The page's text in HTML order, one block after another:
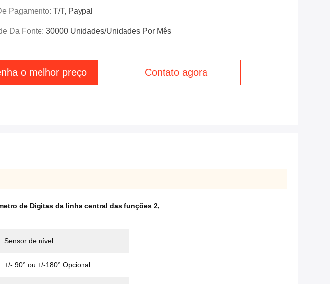
Pagamento: T/T, Paypal
Da Fonte: 30000 Unidades/unidades Por Mês
o melhor preço Contato agora
de Digitas da linha central das funções 2,
Sensor de nível
+/- 90° ou +/-180° Opcional